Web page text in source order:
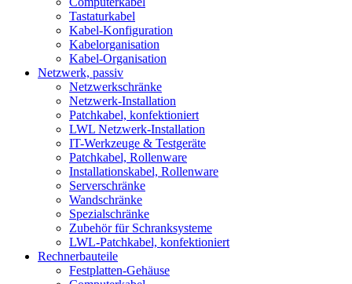
Tastaturkabel
Kabel-Konfiguration
Kabelorganisation
Kabel-Organisation
Netzwerk, passiv
Netzwerkschränke
Netzwerk-Installation
Patchkabel, konfektioniert
LWL Netzwerk-Installation
IT-Werkzeuge & Testgeräte
Patchkabel, Rollenware
Installationskabel, Rollenware
Serverschränke
Wandschränke
Spezialschränke
Zubehör für Schranksysteme
LWL-Patchkabel, konfektioniert
Rechnerbauteile
Festplatten-Gehäuse